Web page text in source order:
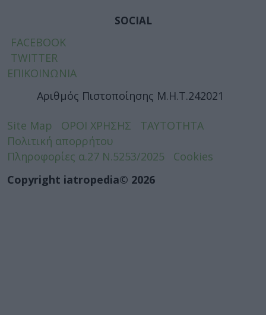
SOCIAL
FACEBOOK
TWITTER
ΕΠΙΚΟΙΝΩΝΙΑ
Αριθμός Πιστοποίησης Μ.Η.Τ.242021
Site Map ΟΡΟΙ ΧΡΗΣΗΣ
ΤΑΥΤΟΤΗΤΑ
Πολιτική απορρήτου
Πληροφορίες α.27 Ν.5253/2025
Cookies
Copyright iatropedia© 2026